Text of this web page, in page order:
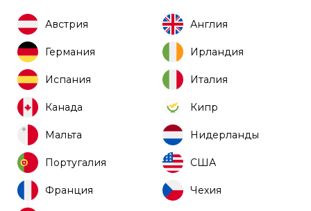
Австрия Англия
Германия Ирландия
Испания Италия
Канада Кипр
Мальта Нидерланды
Португалия США
Франция Чехия